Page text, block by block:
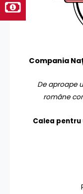
Compania
De aproape
române
Calea